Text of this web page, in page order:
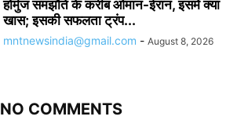
होर्मुज समझौते के करीब ओमान-ईरान, इसमें क्या
खास; इसकी सफलता ट्रंप...
mntnewsindia@gmail.com - August 8, 2026
NO COMMENTS